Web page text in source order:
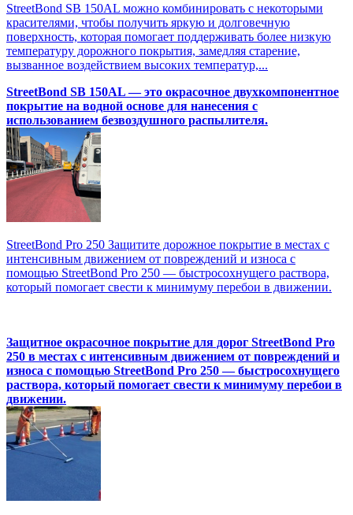
StreetBond SB 150AL можно комбинировать с некоторыми
красителями, чтобы получить яркую и долговечную
поверхность, которая помогает поддерживать более низкую
температуру дорожного покрытия, замедляя старение,
вызванное воздействием высоких температур,...
StreetBond SB 150AL — это окрасочное двухкомпонентное
покрытие на водной основе для нанесения с
использованием безвоздушного распылителя.
StreetBond Pro 250 Защитите дорожное покрытие в местах с
интенсивным движением от повреждений и износа с
помощью StreetBond Pro 250 — быстросохнущего раствора,
который помогает свести к минимуму перебои в движении.
Защитное окрасочное покрытие для дорог StreetBond Pro
250 в местах с интенсивным движением от повреждений и
износа с помощью StreetBond Pro 250 — быстросохнущего
раствора, который помогает свести к минимуму перебои в
движении.